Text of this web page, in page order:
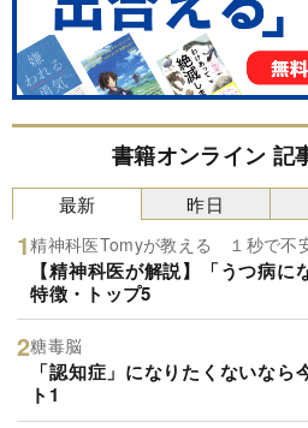
書籍オンライン 記
最新
精神科医Tomyが教える １秒で不
【精神科医が解説】「うつ病
特徴・トップ5
糖毒脳
「認知症」になりたくないな
ト1
昨日